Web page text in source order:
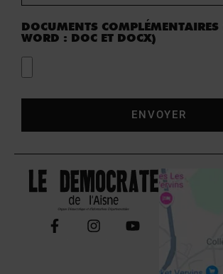
DOCUMENTS
WORD : DOC ET DOCX)
ENVOYER